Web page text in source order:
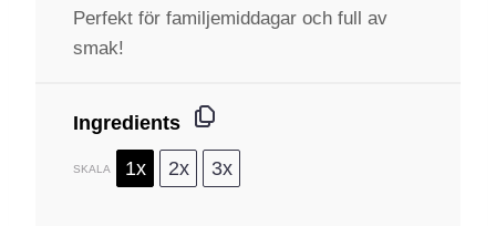
Perfekt för familjemiddagar och full av
smak!
Ingredients
SKALA 1x 2x 3x